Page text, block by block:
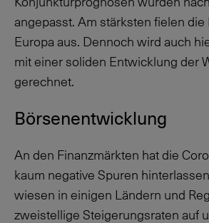
angepasst. Am stärksten fielen die
Europa aus. Dennoch wird auch
mit einer soliden Entwicklung der
gerechnet.
Börsenentwicklung
An den Finanzmärkten hat die
kaum negative Spuren
wiesen in einigen Ländern und
zweistellige Steigerungsraten auf